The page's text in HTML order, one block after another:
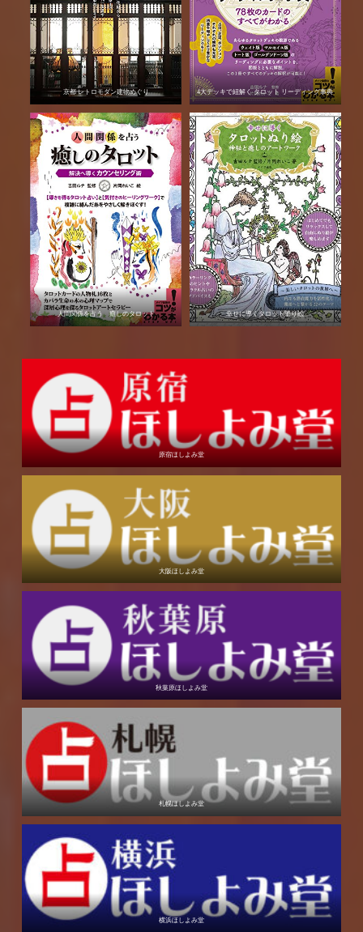
京都 レトロモダン建物めぐり 4大デッキで紐解く タロット リーディング事典
人間関係を占う 癒しのタロット 幸せに導くタロット塗り絵
原宿ほしよみ堂
大阪ほしよみ堂
秋葉原ほしよみ堂
札幌ほしよみ堂
横浜ほしよみ堂